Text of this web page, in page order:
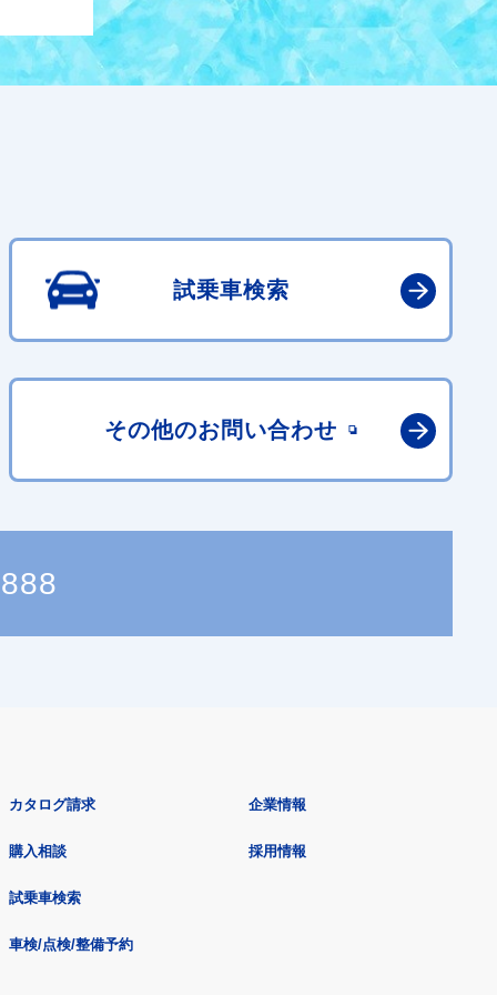
試乗車検索
その他のお問い合わせ
カタログ請求
購入相談
試乗車検索
車検/点検/整備予約
企業情報
採用情報